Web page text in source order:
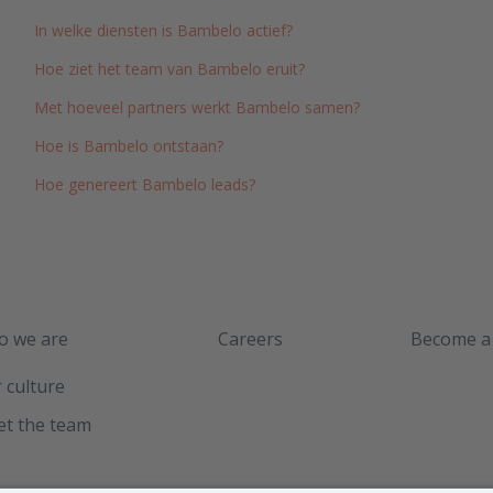
In welke diensten is Bambelo actief?
Hoe ziet het team van Bambelo eruit?
Met hoeveel partners werkt Bambelo samen?
Hoe is Bambelo ontstaan?
Hoe genereert Bambelo leads?
we are
culture
the team
Careers Become